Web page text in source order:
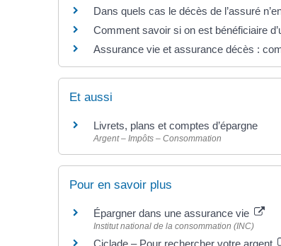
Dans quels cas le décès de l’assuré
Comment savoir si on est bénéficiaire
Assurance vie et assurance décès :
Et aussi
Livrets, plans et comptes d’épargne
Argent – Impôts – Consommation
Pour en savoir plus
Épargner dans une assurance vie
Institut national de la consommation (INC)
Ciclade – Pour rechercher votre argent